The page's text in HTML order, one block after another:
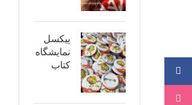
پیکسل
نمایشگاه
کتاب
فیسبوک
اینستاگرام